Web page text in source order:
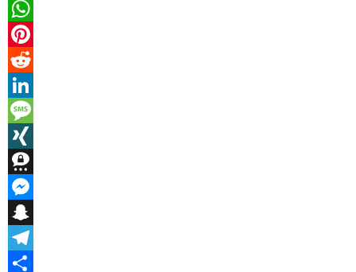
Email
WhatsApp
Pinterest
Reddit
LinkedIn
Message
XING
Threema
Messenger
Snapchat
Telegram